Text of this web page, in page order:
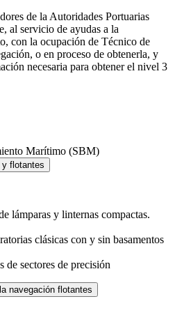
de la Autoridades Portuarias
al servicio de ayudas a la
con la ocupación de Técnico de
o en proceso de obtenerla, y
necesaria para obtener el nivel 3
Marítimo (SBM)
flotantes
lámparas y linternas compactas.
clásicas con y sin basamentos
de sectores de precisión
navegación flotantes